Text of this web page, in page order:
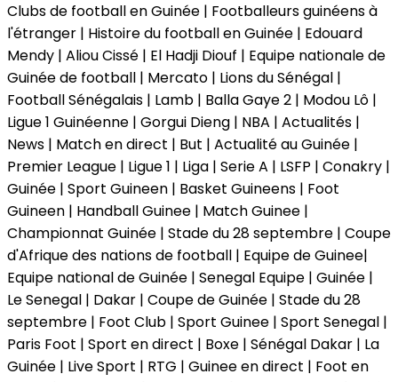
Clubs de football en Guinée | Footballeurs guinéens à
l'étranger | Histoire du football en Guinée | Edouard
Mendy | Aliou Cissé | El Hadji Diouf | Equipe nationale de
Guinée de football | Mercato | Lions du Sénégal |
Football Sénégalais | Lamb | Balla Gaye 2 | Modou Lô |
Ligue 1 Guinéenne | Gorgui Dieng | NBA | Actualités |
News | Match en direct | But | Actualité au Guinée |
Premier League | Ligue 1 | Liga | Serie A | LSFP | Conakry |
Guinée | Sport Guineen | Basket Guineens | Foot
Guineen | Handball Guinee | Match Guinee |
Championnat Guinée | Stade du 28 septembre | Coupe
d'Afrique des nations de football | Equipe de Guinee|
Equipe national de Guinée | Senegal Equipe | Guinée |
Le Senegal | Dakar | Coupe de Guinée | Stade du 28
septembre | Foot Club | Sport Guinee | Sport Senegal |
Paris Foot | Sport en direct | Boxe | Sénégal Dakar | La
Guinée | Live Sport | RTG | Guinee en direct | Foot en